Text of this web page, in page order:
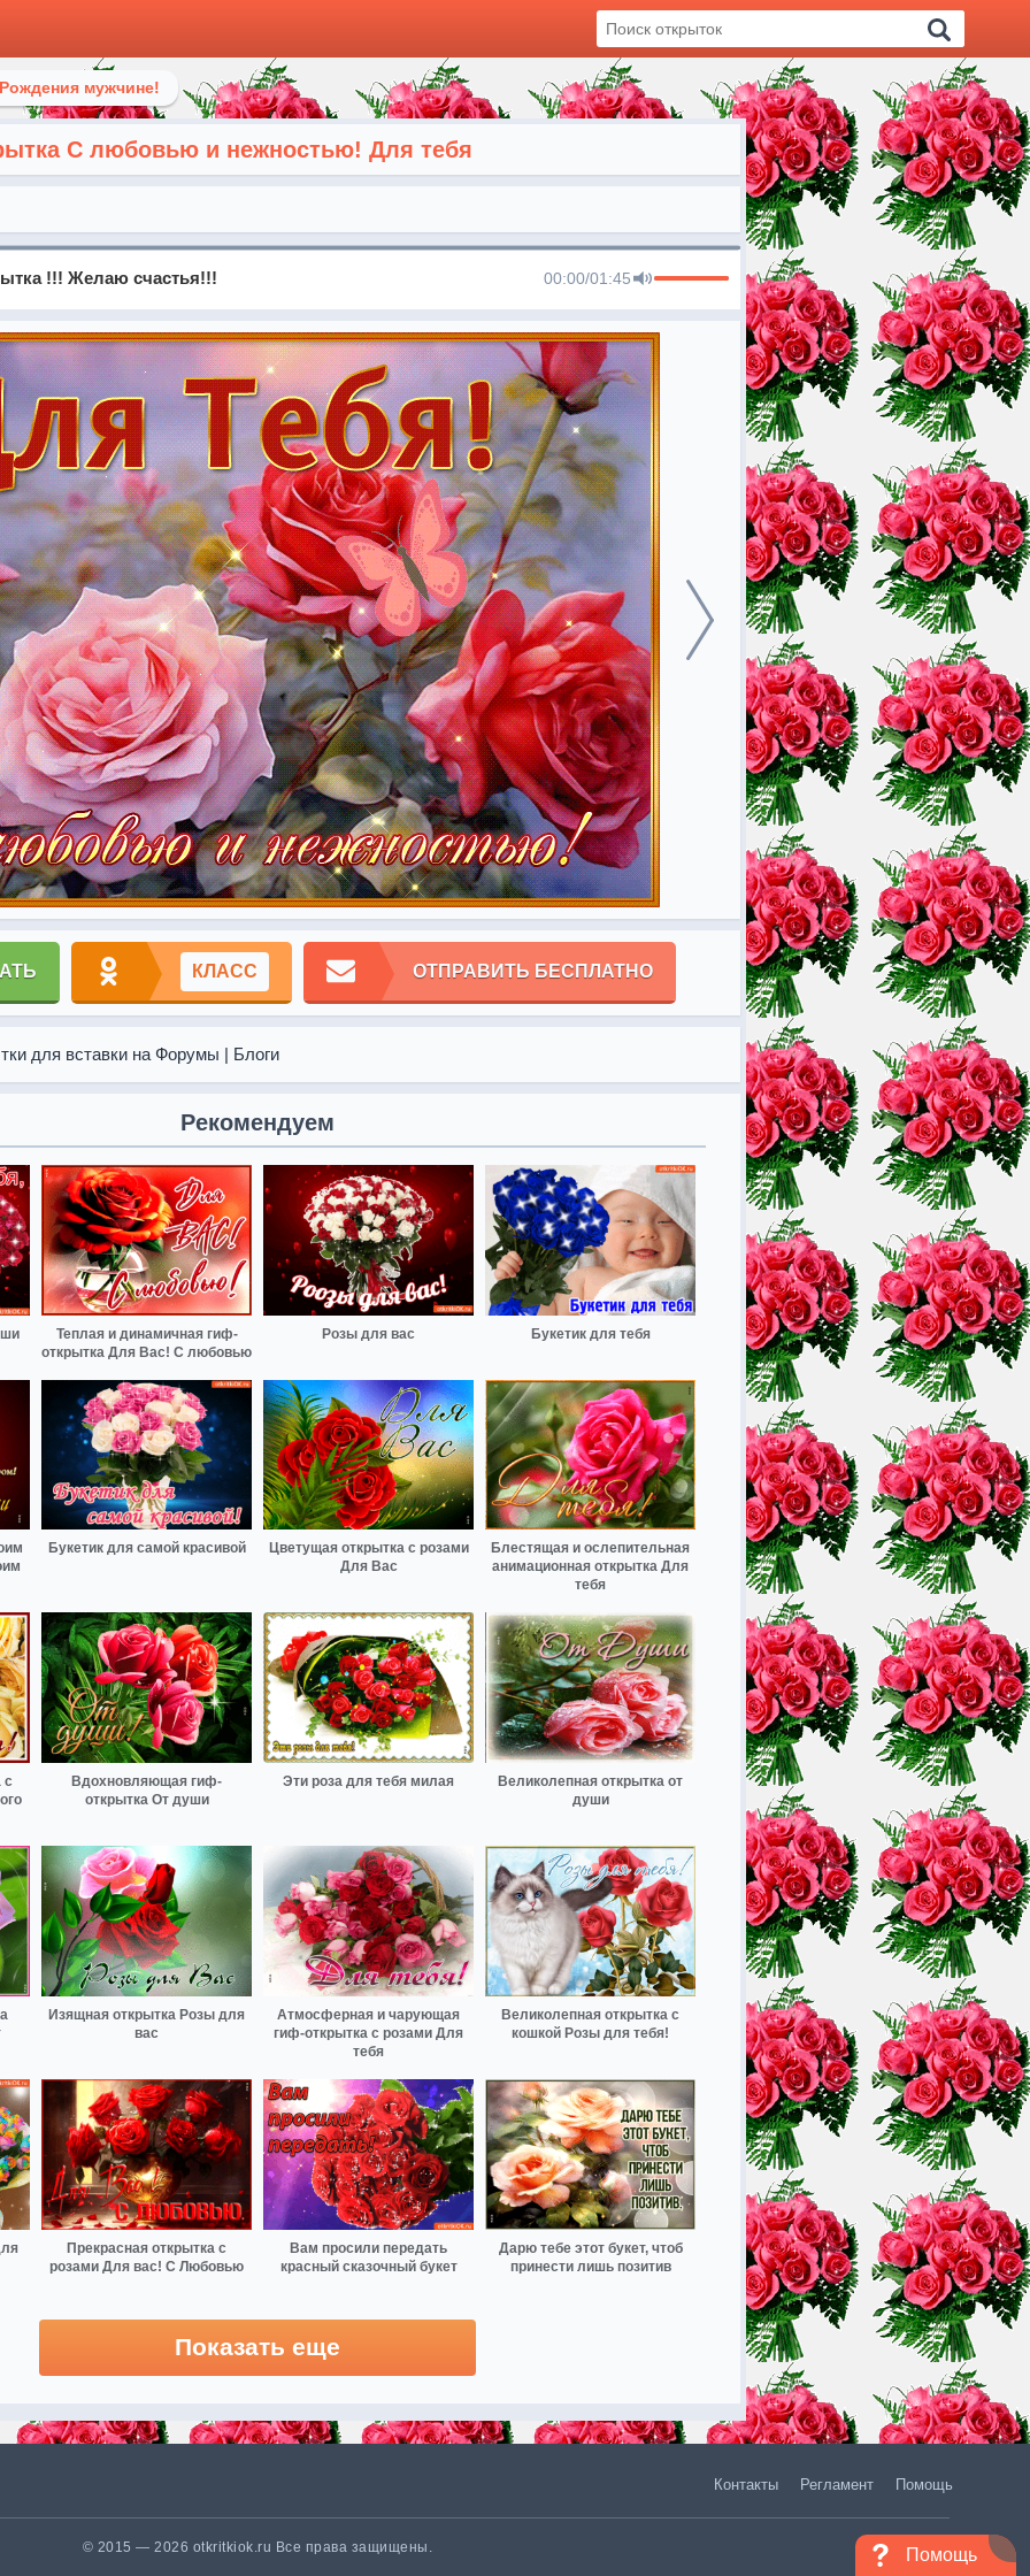
мужчине!
С любовью и нежностью! Для тебя
!!! Желаю счастья!!! 00:00/01:45
КЛАСС ОТПРАВИТЬ БЕСПЛАТНО
для вставки на Форумы | Блоги
Рекомендуем
Теплая и динамичная гиф-
открытка Для Вас! С любовью
Розы для вас Букетик для тебя
Букетик для самой красивой
Цветущая открытка с розами
Для Вас
Блестящая и ослепительная
анимационная открытка Для
тебя
с
Вдохновляющая гиф-
открытка От души
Эти роза для тебя милая
Великолепная открытка от
души
Изящная открытка Розы для
вас
Атмосферная и чарующая
гиф-открытка с розами Для
тебя
Великолепная открытка с
кошкой Розы для тебя!
Прекрасная открытка с
розами Для вас! С Любовью
Вам просили передать
красный сказочный букет
Дарю тебе этот букет, чтоб
принести лишь позитив
Показать еще
Помощь
Контакты Регламент Помощь
© 2015 — 2026 otkritkiok.ru Все права защищены.